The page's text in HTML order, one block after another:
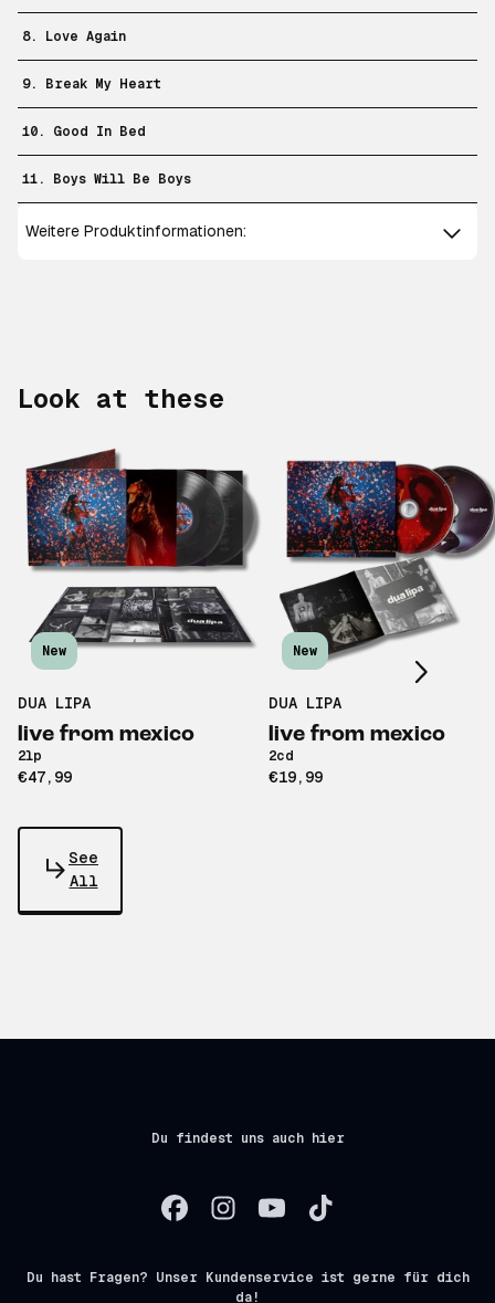
8. Love Again
9. Break My Heart
10. Good In Bed
11. Boys Will Be Boys
Weitere Produktinformationen:
Look at these
New
DUA LIPA
live from mexico
2lp
€47,99
New
DUA LIPA
live from mexico
2cd
€19,99
Scroll right
See
All
Du findest uns auch hier
Du hast Fragen? Unser Kundenservice ist gerne für dich
da!